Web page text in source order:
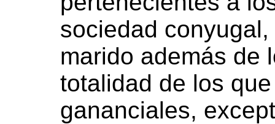
sociedad
marido además de
totalidad de los
gananciales,